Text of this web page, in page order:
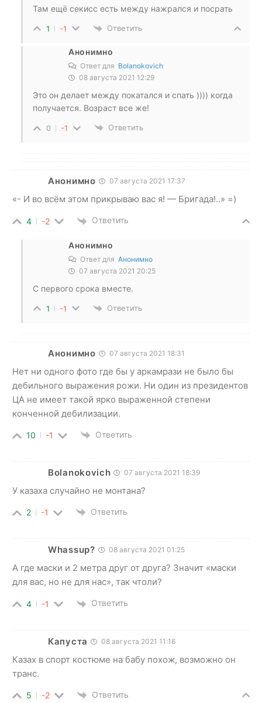
Там ещё секисс есть между нажрался и посрать
1 -1 Ответить
Анонимно
Ответ для Bolanokovich
08 августа 2021 12:29
Это он делает между покатался и спать )))) когда
получается. Возраст все же!
0 -1 Ответить
Анонимно 07 августа 2021 17:37
«- И во всём этом прикрываю вас я! — Бригада!..» =)
4 -2 Ответить
Анонимно
Ответ для Анонимно
07 августа 2021 20:25
С первого срока вместе.
1 -1 Ответить
Анонимно 07 августа 2021 18:31
Нет ни одного фото где бы у аркамрази не было бы
дебильного выражения рожи. Ни один из президентов
ЦА не имеет такой ярко выраженной степени
конченной дебилизации.
10 -1 Ответить
Bolanokovich 07 августа 2021 18:39
У казаха случайно не монтана?
2 -1 Ответить
Whassup? 08 августа 2021 01:25
А где маски и 2 метра друг от друга? Значит «маски
для вас, но не для нас», так чтоли?
4 -1 Ответить
Капуста 08 августа 2021 11:16
Казах в спорт костюме на бабу похож, возможно он
транс.
5 -2 Ответить